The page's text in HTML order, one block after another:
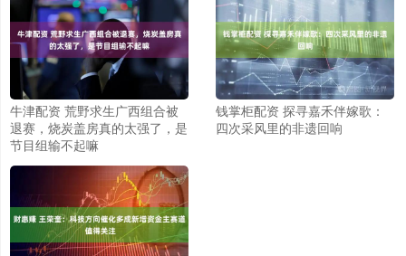
牛津配资 荒野求生广西组合被
退赛，烧炭盖房真的太强了，是
节目组输不起嘛
钱掌柜配资 探寻嘉禾伴嫁歌：
四次采风里的非遗回响